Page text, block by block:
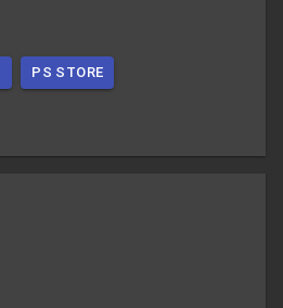
PS STORE